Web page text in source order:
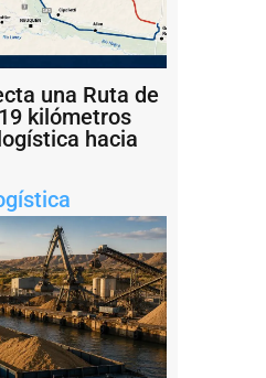
una Ruta de
kilómetros
hacia